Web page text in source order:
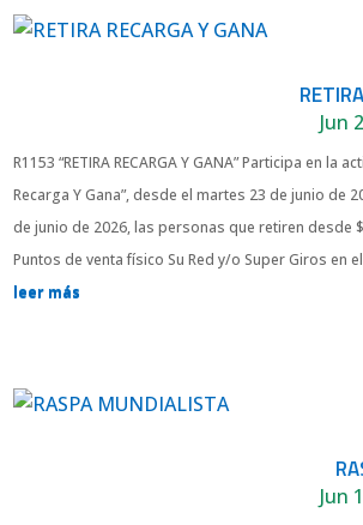
Jun
R1153 “RETIRA RECARGA Y GANA” Participa en la
Recarga Y Gana”, desde el martes 23 de junio de
de junio de 2026, las personas que retiren desde
Puntos de venta físico Su Red y/o Super Giros en
leer más
Jun